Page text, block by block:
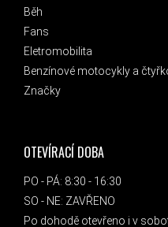
Běh
Fans
Eletromobilita
Benzínové motocykly a
Značky
OTEVÍRACÍ DOBA
PO - PÁ: 8:30 - 16:30
SO - NE: ZAVŘENO
Po dohodě otevřeno i v